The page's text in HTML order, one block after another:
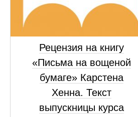
Рецензия на книгу
«Письма на вощеной
бумаге» Карстена
Хенна. Текст
выпускницы курса